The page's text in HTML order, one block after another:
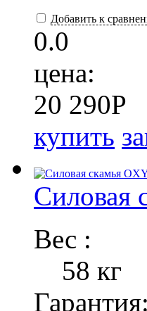
Добавить к
0.0
цена:
20 290P
купить
Силовая
Вес :
58 кг
Гарантия: